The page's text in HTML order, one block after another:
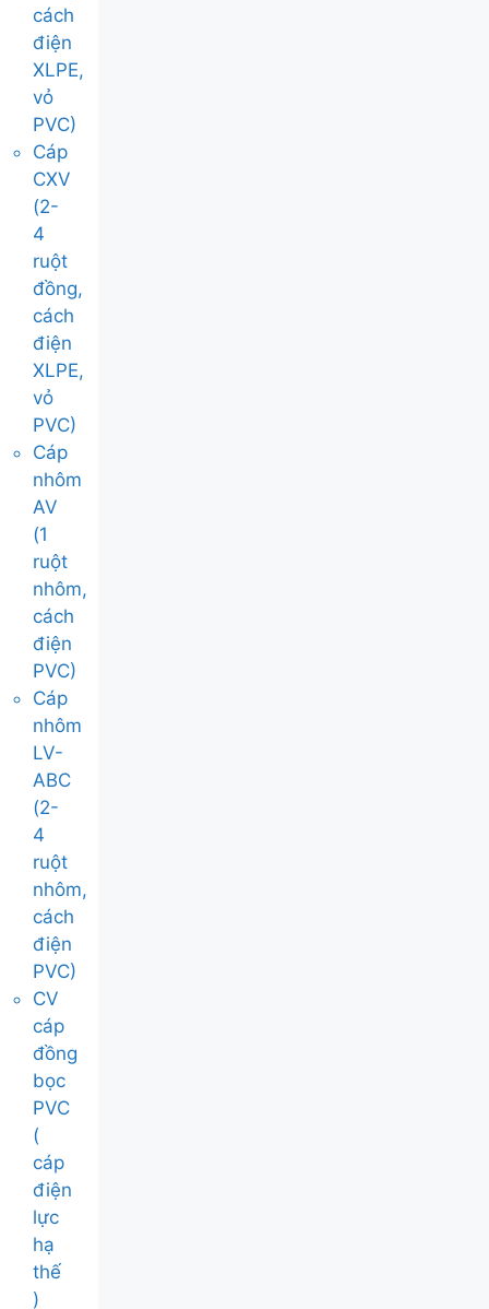
cách
điện
XLPE,
vỏ
PVC)
Cáp
CXV
(2-
4
ruột
đồng,
cách
điện
XLPE,
vỏ
PVC)
Cáp
nhôm
AV
(1
ruột
nhôm,
cách
điện
PVC)
Cáp
nhôm
LV-
ABC
(2-
4
ruột
nhôm,
cách
điện
PVC)
CV
cáp
đồng
bọc
PVC
(
cáp
điện
lực
hạ
thế
)